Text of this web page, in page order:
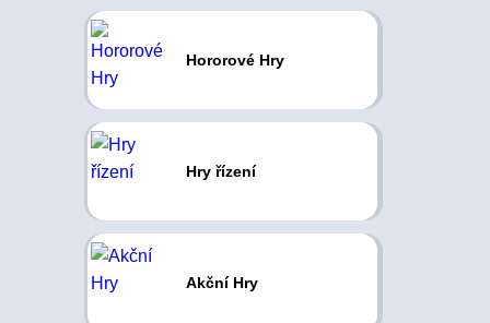
Hororové Hry
Hry řízení
Akční Hry